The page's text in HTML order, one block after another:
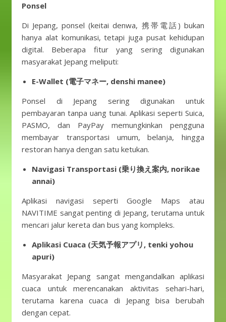
Ponsel
Di Jepang, ponsel (keitai denwa, 携帯電話) bukan
hanya alat komunikasi, tetapi juga pusat kehidupan
digital. Beberapa fitur yang sering digunakan
masyarakat Jepang meliputi:
E-Wallet (電子マネー, denshi manee)
Ponsel di Jepang sering digunakan untuk
pembayaran tanpa uang tunai. Aplikasi seperti Suica,
PASMO, dan PayPay memungkinkan pengguna
membayar transportasi umum, belanja, hingga
restoran hanya dengan satu ketukan.
Navigasi Transportasi (乗り換え案内, norikae
annai)
Aplikasi navigasi seperti Google Maps atau
NAVITIME sangat penting di Jepang, terutama untuk
mencari jalur kereta dan bus yang kompleks.
Aplikasi Cuaca (天気予報アプリ, tenki yohou
apuri)
Masyarakat Jepang sangat mengandalkan aplikasi
cuaca untuk merencanakan aktivitas sehari-hari,
terutama karena cuaca di Jepang bisa berubah
dengan cepat.